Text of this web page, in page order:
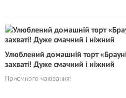
Улюблений домашній торт
захваті! Дуже смачний і ніжний
Приємного чаювання!